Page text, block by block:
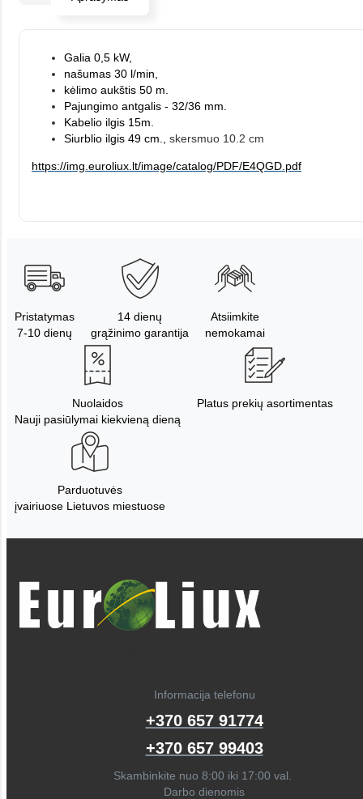
Galia 0,5 kW,
našumas 30 l/min,
kėlimo aukštis 50 m.
Pajungimo antgalis - 32/36 mm.
Kabelio ilgis 15m.
Siurblio ilgis 49 cm., skersmuo 10.2 cm
https://img.euroliux.lt/image/catalog/PDF/E4QGD.pdf
Pristatymas
7-10 dienų
14 dienų
grąžinimo garantija
Atsiimkite
nemokamai
Nuolaidos
Nauji pasiūlymai kiekvieną dieną
Platus prekių asortimentas
Parduotuvės
įvairiuose Lietuvos miestuose
Informacija telefonu
+370 657 91774
+370 657 99403
Skambinkite nuo 8:00 iki 17:00 val.
Darbo dienomis